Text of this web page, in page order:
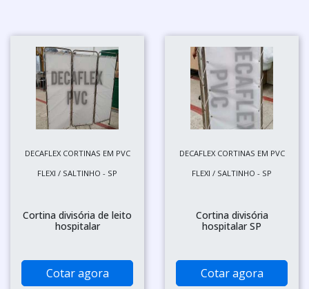
DECAFLEX CORTINAS EM PVC
FLEXI / SALTINHO - SP
Cortina divisória de leito
hospitalar
Cotar agora
DECAFLEX CORTINAS EM PVC
FLEXI / SALTINHO - SP
Cortina divisória
hospitalar SP
Cotar agora